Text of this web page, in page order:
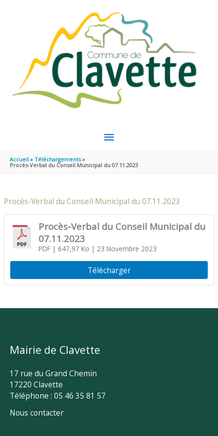
MENU
PRINCIPAL
Accueil
Téléchargements
Procès-Verbal du Conseil Municipal du 07.11.2023
Procès-Verbal du Conseil Municipal du 07.11.2023
Procès-Verbal du Conseil Municipal du
07.11.2023
PDF| 647,97 Ko | 23 Novembre 2023
Télécharger
Mairie de Clavette
17 rue du Grand Chemin
17220 Clavette
Téléphone : 05 46 35 81 57
Nous contacter